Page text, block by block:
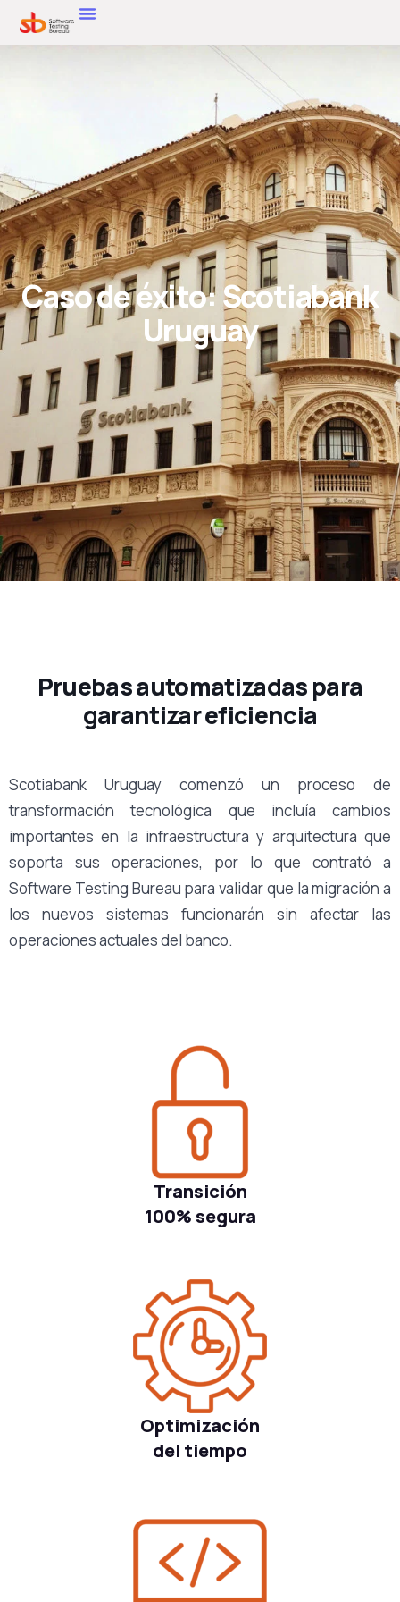
Caso de éxito: Scotiabank
Uruguay
Pruebas automatizadas para
garantizar eficiencia
Scotiabank Uruguay comenzó un proceso de
transformación tecnológica que incluía cambios
importantes en la infraestructura y arquitectura que
soporta sus operaciones, por lo que contrató a
Software Testing Bureau para validar que la migración a
los nuevos sistemas funcionarán sin afectar las
operaciones actuales del banco.
Transición
100% segura
Optimización
del tiempo